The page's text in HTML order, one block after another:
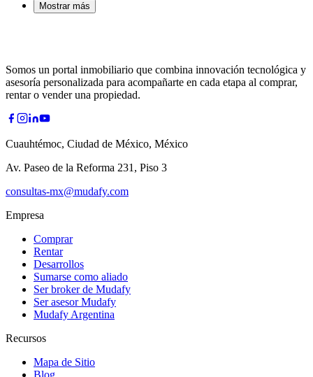
Mostrar más
Somos un portal inmobiliario que combina innovación tecnológica y
asesoría personalizada para acompañarte en cada etapa al comprar,
rentar o vender una propiedad.
Cuauhtémoc, Ciudad de México, México
Av. Paseo de la Reforma 231, Piso 3
consultas-mx@mudafy.com
Empresa
Comprar
Rentar
Desarrollos
Sumarse como aliado
Ser broker de Mudafy
Ser asesor Mudafy
Mudafy Argentina
Recursos
Mapa de Sitio
Blog